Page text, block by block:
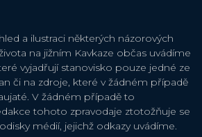
a ilustraci některých názorových
na jižním Kavkaze občas uvádíme
vyjadřují stanovisko pouze jedné ze
či na zdroje, které v žádném případě
V žádném případě to
tohoto zpravodaje ztotožňuje se
médií, jejichž odkazy uvádíme.